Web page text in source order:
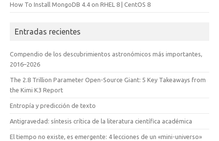
How To Install MongoDB 4.4 on RHEL 8 | CentOS 8
Entradas recientes
Compendio de los descubrimientos astronómicos más importantes,
2016–2026
The 2.8 Trillion Parameter Open-Source Giant: 5 Key Takeaways from
the Kimi K3 Report
Entropía y predicción de texto
Antigravedad: síntesis crítica de la literatura científica académica
El tiempo no existe, es emergente: 4 lecciones de un «mini-universo»